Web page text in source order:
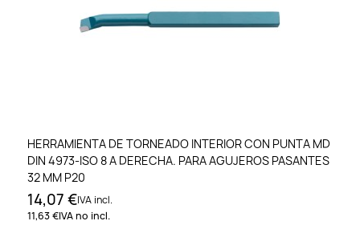
HERRAMIENTA DE TORNEADO INTERIOR CON PUNTA MD
DIN 4973-ISO 8 A DERECHA. PARA AGUJEROS PASANTES
32 MM P20
14,07 €IVA incl.
11,63 €IVA no incl.